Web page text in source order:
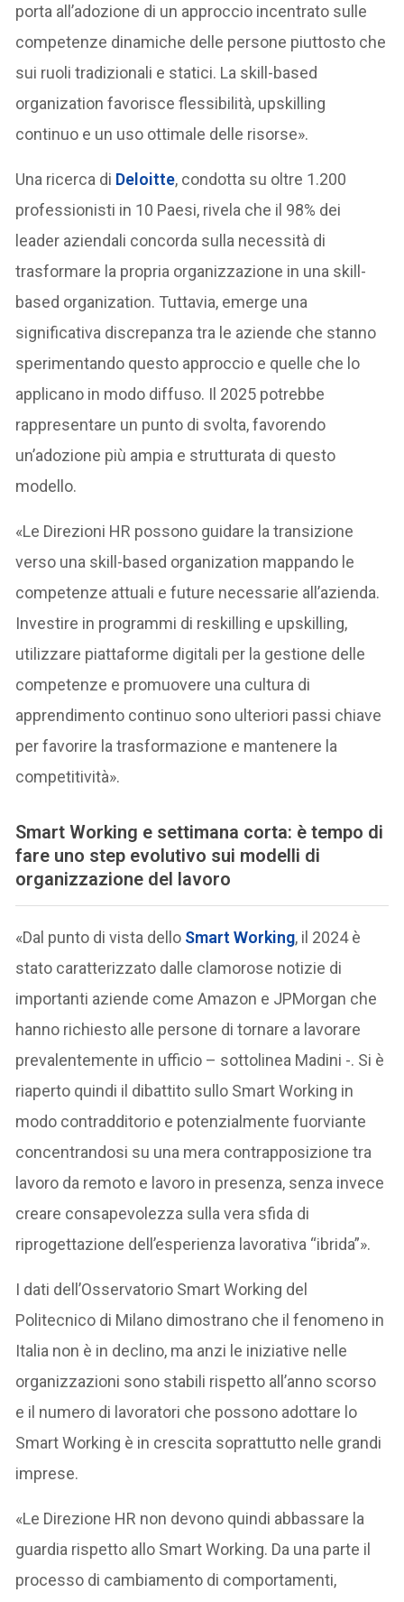
porta all’adozione di un approccio incentrato sulle
competenze dinamiche delle persone piuttosto che
sui ruoli tradizionali e statici. La skill-based
organization favorisce flessibilità, upskilling
continuo e un uso ottimale delle risorse».
Una ricerca di Deloitte, condotta su oltre 1.200
professionisti in 10 Paesi, rivela che il 98% dei
leader aziendali concorda sulla necessità di
trasformare la propria organizzazione in una skill-
based organization. Tuttavia, emerge una
significativa discrepanza tra le aziende che stanno
sperimentando questo approccio e quelle che lo
applicano in modo diffuso. Il 2025 potrebbe
rappresentare un punto di svolta, favorendo
un’adozione più ampia e strutturata di questo
modello.
«Le Direzioni HR possono guidare la transizione
verso una skill-based organization mappando le
competenze attuali e future necessarie all’azienda.
Investire in programmi di reskilling e upskilling,
utilizzare piattaforme digitali per la gestione delle
competenze e promuovere una cultura di
apprendimento continuo sono ulteriori passi chiave
per favorire la trasformazione e mantenere la
competitività».
Smart Working e settimana corta: è tempo di
fare uno step evolutivo sui modelli di
organizzazione del lavoro
«Dal punto di vista dello Smart Working, il 2024 è
stato caratterizzato dalle clamorose notizie di
importanti aziende come Amazon e JPMorgan che
hanno richiesto alle persone di tornare a lavorare
prevalentemente in ufficio – sottolinea Madini -. Si è
riaperto quindi il dibattito sullo Smart Working in
modo contradditorio e potenzialmente fuorviante
concentrandosi su una mera contrapposizione tra
lavoro da remoto e lavoro in presenza, senza invece
creare consapevolezza sulla vera sfida di
riprogettazione dell’esperienza lavorativa “ibrida”».
I dati dell’Osservatorio Smart Working del
Politecnico di Milano dimostrano che il fenomeno in
Italia non è in declino, ma anzi le iniziative nelle
organizzazioni sono stabili rispetto all’anno scorso
e il numero di lavoratori che possono adottare lo
Smart Working è in crescita soprattutto nelle grandi
imprese.
«Le Direzione HR non devono quindi abbassare la
guardia rispetto allo Smart Working. Da una parte il
processo di cambiamento di comportamenti,